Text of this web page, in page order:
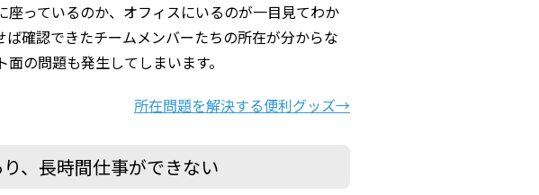
っているのか、オフィスにいるのが一目見てわか
確認できたチームメンバーたちの所在が分からな
の問題も発生してしまいます。
所在問題を解決する便利グッズ→
、長時間仕事ができない